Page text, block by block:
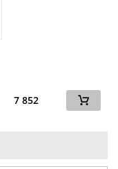
7 852